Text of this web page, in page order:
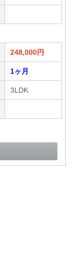
248,000円
1ヶ月
3LDK